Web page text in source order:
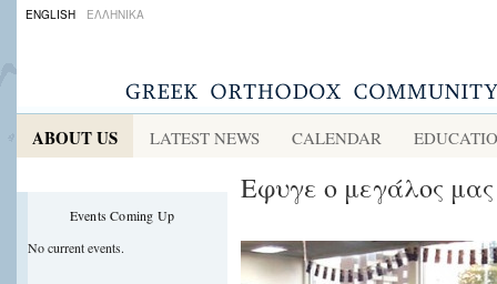
ENGLISH ΕΛΛΗΝΙΚΑ
ABOUT US LATEST NEWS CALENDAR
Events Coming Up
No current events.
Εφυγε ο μεγάλος μας